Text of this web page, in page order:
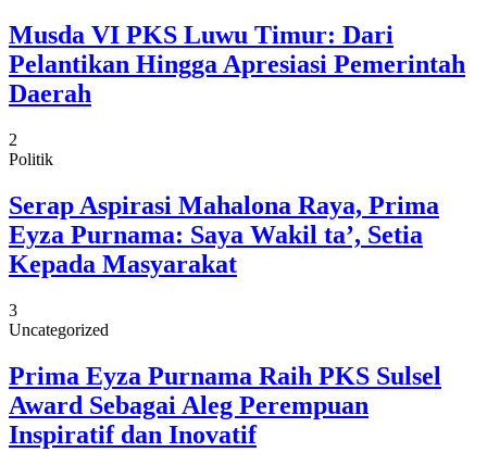
Musda VI PKS Luwu Timur: Dari
Pelantikan Hingga Apresiasi Pemerintah
Daerah
2
Politik
Serap Aspirasi Mahalona Raya, Prima
Eyza Purnama: Saya Wakil ta’, Setia
Kepada Masyarakat
3
Uncategorized
Prima Eyza Purnama Raih PKS Sulsel
Award Sebagai Aleg Perempuan
Inspiratif dan Inovatif